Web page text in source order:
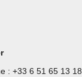
: +33 6 51 65 13 18